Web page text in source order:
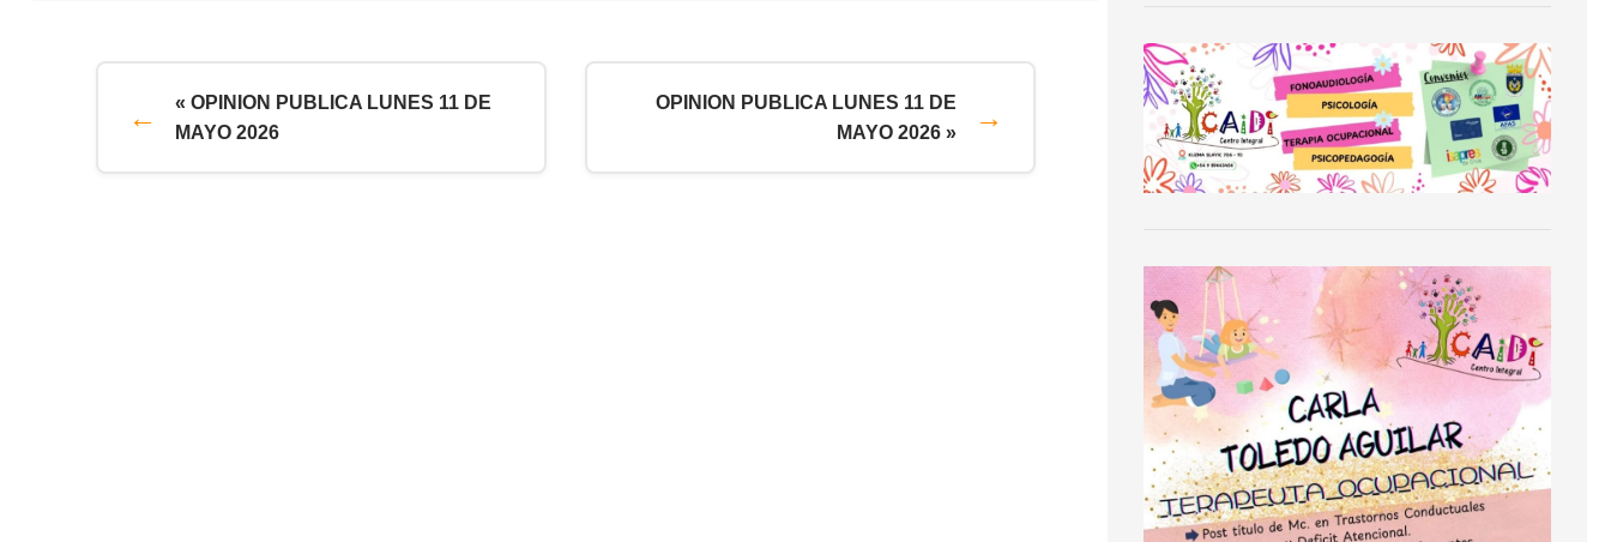
« OPINION PUBLICA LUNES 11 DE
MAYO 2026
OPINION PUBLICA LUNES 11 DE
MAYO 2026 »